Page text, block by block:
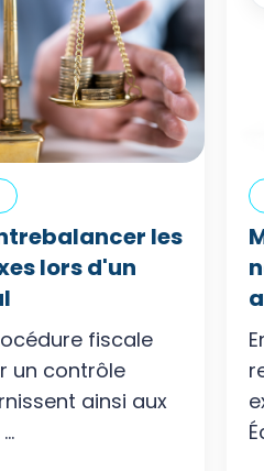
les
lors d'un
fiscale
un contrôle
ainsi aux